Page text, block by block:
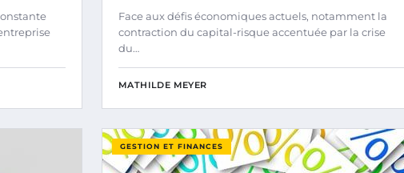
Face aux défis économiques actuels, notamment la
contraction du capital-risque accentuée par la crise
du…
MATHILDE MEYER
GESTION ET FINANCES